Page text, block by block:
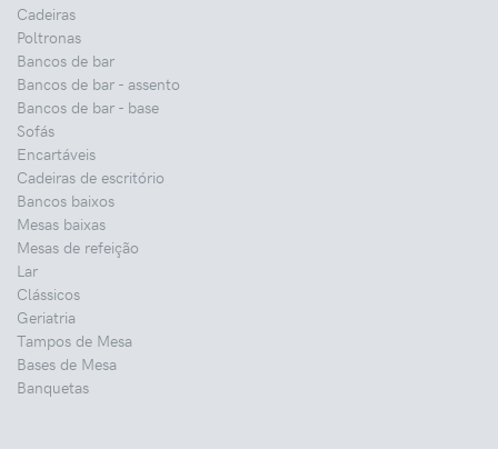
Cadeiras
Poltronas
Bancos de bar
Bancos de bar - assento
Bancos de bar - base
Sofás
Encartáveis
Cadeiras de escritório
Bancos baixos
Mesas baixas
Mesas de refeição
Lar
Clássicos
Geriatria
Tampos de Mesa
Bases de Mesa
Banquetas